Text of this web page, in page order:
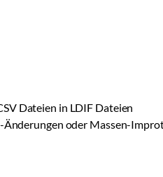
Dateien in LDIF Dateien
oder Massen-